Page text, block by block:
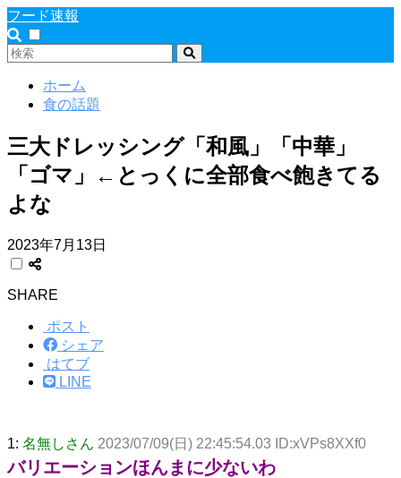
フード速報
ホーム
食の話題
三大ドレッシング「和風」「中華」
「ゴマ」←とっくに全部食べ飽きてる
よな
2023年7月13日
SHARE
ポスト
シェア
はてブ
LINE
1: 名無しさん 2023/07/09(日) 22:45:54.03 ID:xVPs8XXf0
バリエーションほんまに少ないわ